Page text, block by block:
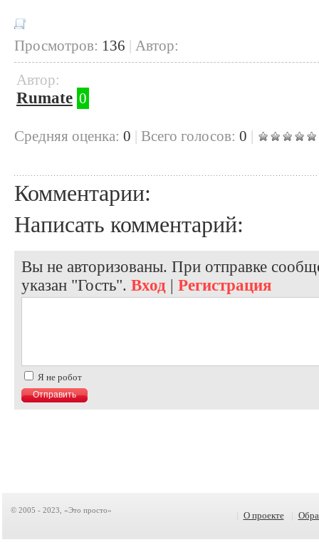
Просмотров: 136 | Автор:
Автор:
Rumate 0
Cредняя оценка: 0 | Всего голосов: 0 |
Комментарии:
Написать комментарий:
Вы не авторизованы. При отправке
указан "Гость". Вход | Регистрация
Я не робот
© 2005 - 2023, «Это просто» О проекте